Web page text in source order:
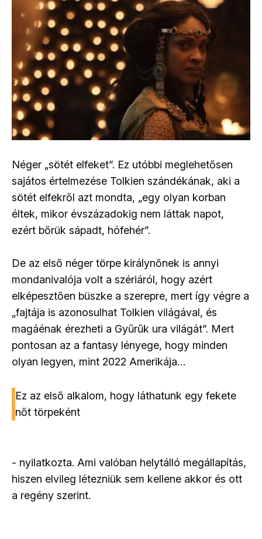
Néger „sötét elfeket”. Ez utóbbi meglehetősen
sajátos értelmezése Tolkien szándékának, aki a
sötét elfekről azt mondta, „egy olyan korban
éltek, mikor évszázadokig nem láttak napot,
ezért bőrük sápadt, hófehér”.
De az első néger törpe királynőnek is annyi
mondanivalója volt a szériáról, hogy azért
elképesztően büszke a szerepre, mert így végre a
„fajtája is azonosulhat Tolkien világával, és
magáénak érezheti a Gyűrűk ura világát”. Mert
pontosan az a fantasy lényege, hogy minden
olyan legyen, mint 2022 Amerikája…
Ez az első alkalom, hogy láthatunk egy fekete
nőt törpeként
- nyilatkozta. Ami valóban helytálló megállapítás,
hiszen elvileg létezniük sem kellene akkor és ott
a regény szerint.